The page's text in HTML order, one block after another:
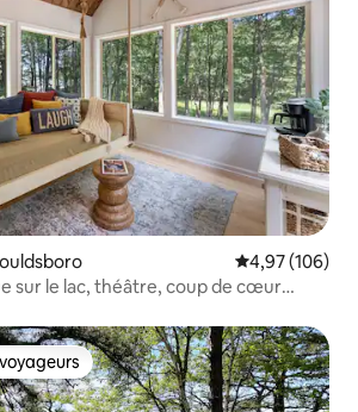
Évaluation
4,97 (106)
sur le lac, théâtre, coup de cœur
les plus appréciés